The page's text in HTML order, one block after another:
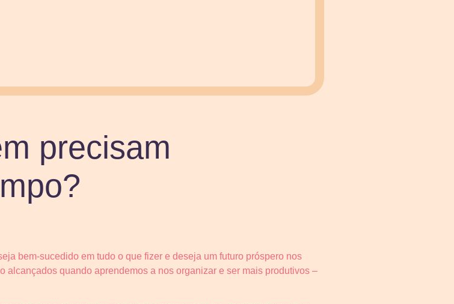
precisam
bem-sucedido em tudo o que fizer e deseja um futuro próspero nos
alcançados quando aprendemos a nos organizar e ser mais produtivos –